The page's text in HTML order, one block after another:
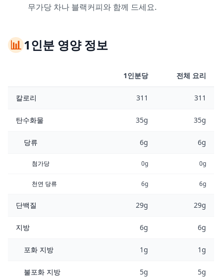
무가당 차나 블랙커피와 함께 드세요.
📊1인분 영양 정보
1인분당 전체 요리
칼로리 311 311
탄수화물 35g 35g
당류 6g 6g
첨가당 0g 0g
천연 당류 6g 6g
단백질 29g 29g
지방 6g 6g
포화 지방 1g 1g
불포화 지방 5g 5g